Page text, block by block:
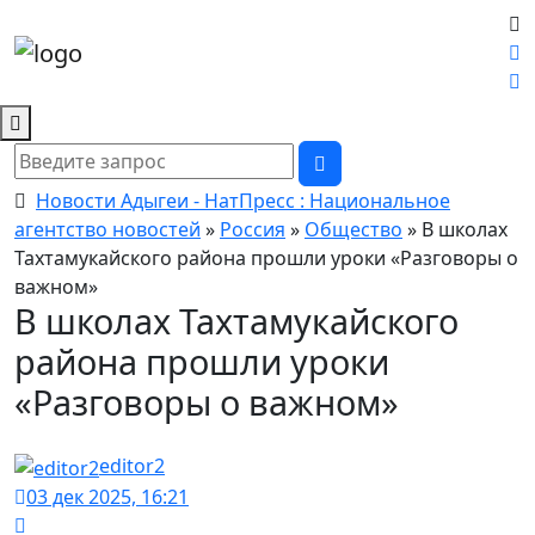
Новости Адыгеи - НатПресс : Национальное
агентство новостей » Россия » Общество » В школах
Тахтамукайского района прошли уроки «Разговоры о
важном»
В школах Тахтамукайского
района прошли уроки
«Разговоры о важном»
editor2
03 дек 2025, 16:21